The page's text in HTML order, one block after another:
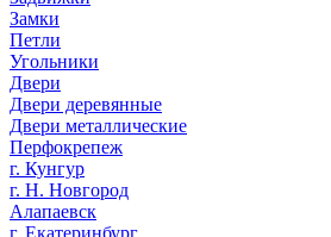
Замки
Петли
Угольники
Двери
Двери деревянные
Двери металлические
Перфокрепеж
г. Кунгур
г. Н. Новгород
Алапаевск
г. Екатеринбург